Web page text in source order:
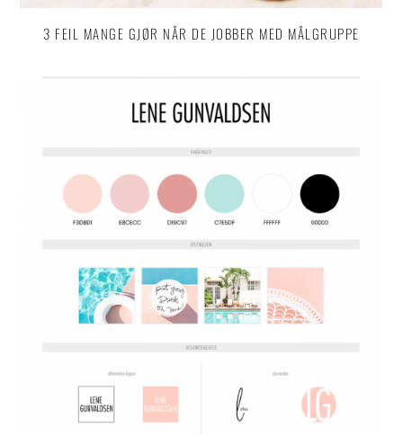
3 FEIL MANGE GJØR NÅR DE JOBBER MED MÅLGRUPPE